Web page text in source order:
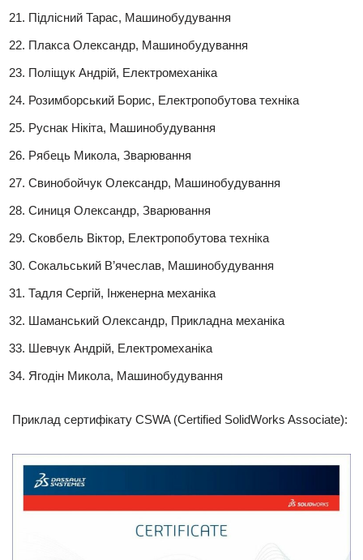
Підлісний Тарас, Машинобудування
Плакса Олександр, Машинобудування
Поліщук Андрій, Електромеханіка
Розимборський Борис, Електропобутова техніка
Руснак Нікіта, Машинобудування
Рябець Микола, Зварювання
Свинобойчук Олександр, Машинобудування
Синиця Олександр, Зварювання
Сковбель Віктор, Електропобутова техніка
Сокальський В’ячеслав, Машинобудування
Тадля Сергій, Інженерна механіка
Шаманський Олександр, Прикладна механіка
Шевчук Андрій, Електромеханіка
Ягодін Микола, Машинобудування
Приклад сертифікату CSWA (Certified SolidWorks Associate):